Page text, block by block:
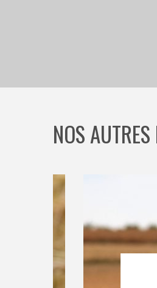
NOS